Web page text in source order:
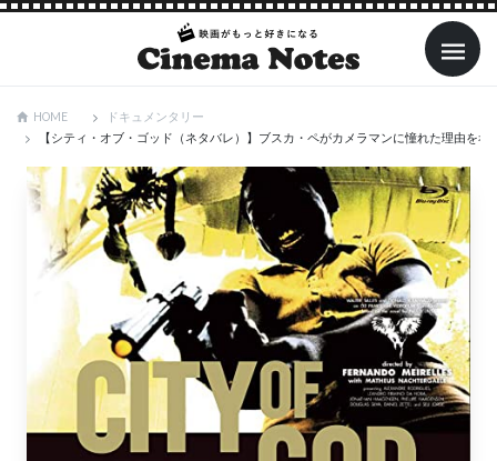
HOME
ドキュメンタリー
【シティ・オブ・ゴッド（ネタバレ）】ブスカ・ペがカメラマンに憧れた理由を